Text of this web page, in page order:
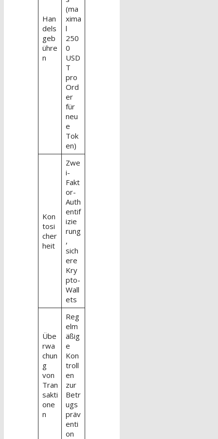
Han
dels
geb
ühre
n
(ma
xima
l
250
0
USD
T
pro
Ord
er
für
neu
e
Tok
en)
Kon
tosi
cher
heit
Zwe
i-
Fakt
or-
Auth
entif
izie
rung
,
sich
ere
Kry
pto-
Wall
ets
Übe
rwa
chun
g
von
Tran
sakti
one
n
Reg
elm
äßig
e
Kon
troll
en
zur
Betr
ugs
präv
enti
on